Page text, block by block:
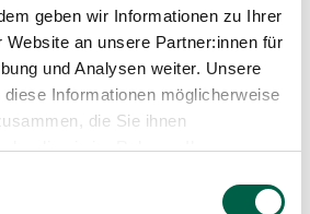
geben wir Informationen zu Ihrer
Website an unsere Partner:innen für
und Analysen weiter. Unsere
Informationen möglicherweise
die Sie ihnen
die sie im Rahmen Ihrer
education
learners/students in
stress